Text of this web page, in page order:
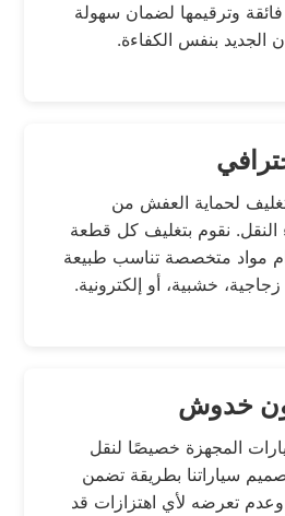
فائقة وترقيمها لضمان سهولة
الجديد بنفس الكفاءة.
لحماية العفش من
النقل. نقوم بتغليف كل قطعة
مواد متخصصة تناسب طبيعة
خشبية، أو إلكترونية.
خدوش
المجهزة خصيصًا لنقل
سياراتنا بطريقة تضمن
وعدم تعرضه لأي اهتزازات قد